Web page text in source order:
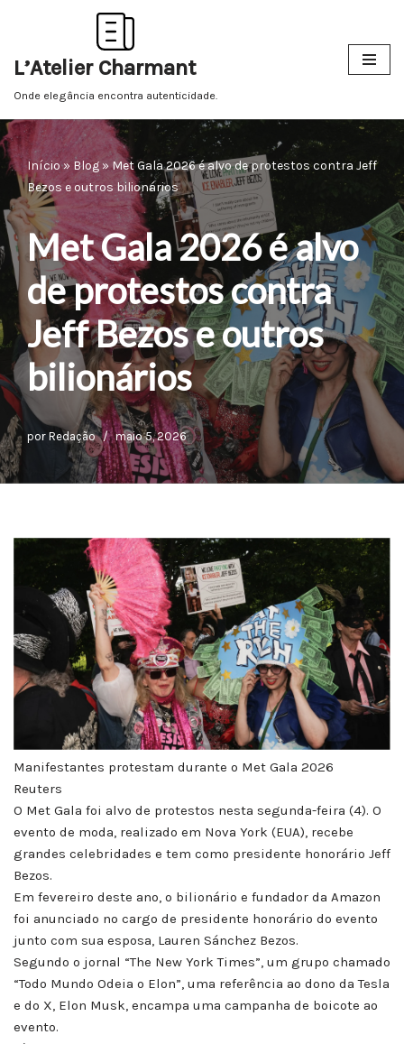
para
o
L’Atelier Charmant
Onde elegância encontra autenticidade.
Início» Blog »Met Gala 2026 é alvo de protestos contra Jeff
Bezos e outros bilionários
Met Gala 2026 é alvo
de protestos contra
Jeff Bezos e outros
bilionários
por Redação maio 5, 2026
Manifestantes protestam durante o Met Gala 2026
Reuters
O Met Gala foi alvo de protestos nesta segunda-feira (4). O
evento de moda, realizado em Nova York (EUA), recebe
grandes celebridades e tem como presidente honorário Jeff
Bezos.
Em fevereiro deste ano, o bilionário e fundador da Amazon
foi anunciado no cargo de presidente honorário do evento
junto com sua esposa, Lauren Sánchez Bezos.
Segundo o jornal “The New York Times”, um grupo chamado
“Todo Mundo Odeia o Elon”, uma referência ao dono da Tesla
e do X, Elon Musk, encampa uma campanha de boicote ao
evento.